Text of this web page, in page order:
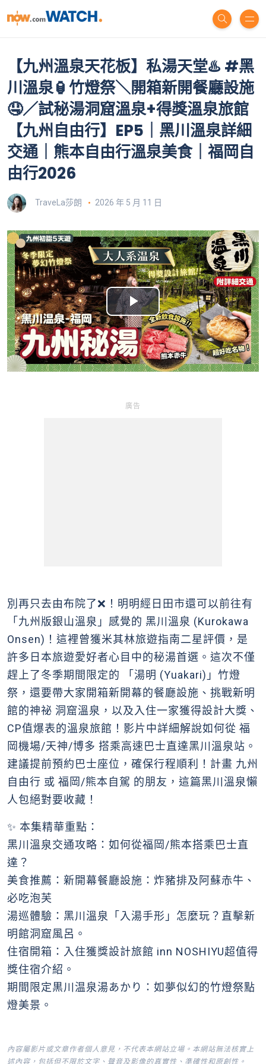
【九州溫泉天花板】私湯天堂♨️ #黑
川溫泉🏮竹燈祭＼開箱新開餐廳設施
🤤／試秘湯洞窟溫泉+得獎溫泉旅館
【九州自由行】EP5｜黑川溫泉詳細
交通｜熊本自由行溫泉美食｜福岡自
由行2026
TraveLa莎朗 2026 年 5 月 11 日
P
l
a
廣告
別再只去由布院了❌！明明經日田市還可以前往有
「九州版銀山溫泉」感覺的 黑川溫泉 (Kurokawa
Onsen)！這裡曾獲米其林旅遊指南二星評價，是
許多日本旅遊愛好者心目中的秘湯首選。這次不僅
趕上了冬季期間限定的 「湯明 (Yuakari)」竹燈
祭，還要帶大家開箱新開幕的餐廳設施、挑戰新明
館的神祕 洞窟溫泉，以及入住一家獲得設計大獎、
CP值爆表的溫泉旅館！影片中詳細解說如何從 福
岡機場/天神/博多 搭乘高速巴士直達黑川溫泉站。
建議提前預約巴士座位，確保行程順利！計畫 九州
自由行 或 福岡/熊本自駕 的朋友，這篇黑川溫泉懶
人包絕對要收藏！
✨ 本集精華重點：
黑川溫泉交通攻略：如何從福岡/熊本搭乘巴士直
達？
美食推薦：新開幕餐廳設施：炸豬排及阿蘇赤牛、
必吃泡芙
湯巡體驗：黑川溫泉「入湯手形」怎麼玩？直擊新
明館洞窟風呂。
住宿開箱：入住獲獎設計旅館 inn NOSHIYU超值得
獎住宿介紹。
期間限定黒川温泉湯あかり：如夢似幻的竹燈祭點
燈美景。
內容屬影片或文章作者個人意見，不代表本網站立場。本網站無法核實上
述內容，包括但不限於文字、聲音及影像的真實性、準確性和原創性。